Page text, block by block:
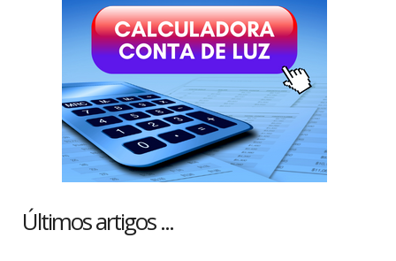
Últimos artigos ...